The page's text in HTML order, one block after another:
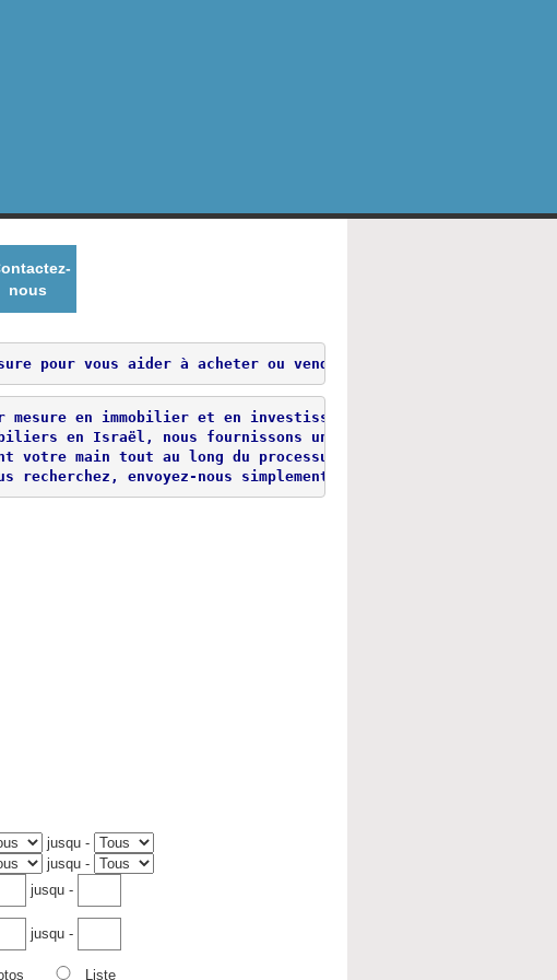
nous
pour vous aider à acheter ou vendre l'immobilier en Israël
en immobilier et en investissement.
en Israël, nous fournissons un service sur mesure en
votre main tout au long du processus et en utilisant
jusqu-
jusqu-
jusqu-
jusqu-
Liste